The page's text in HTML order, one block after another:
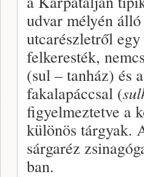
udvar mélyén
utcarészletről
felkeresték,
(sul – tanház) és
fakalapáccsal (
figyelmeztetve a
különös tárgyak.
sárgaréz
ban.